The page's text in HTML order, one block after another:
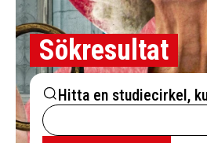
Sökresultat
Hitta en studiecirkel,